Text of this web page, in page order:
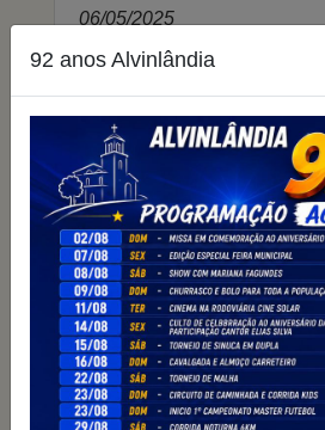
92 anos Alvinlândia
06/05/2025
Convite Audiência
Lei de Diretrizes
2026
609 visualizações